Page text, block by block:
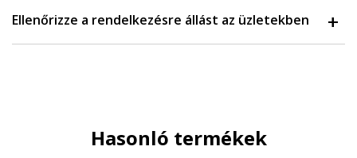
Ellenőrizze a rendelkezésre állást az üzletekben
Hasonló termékek